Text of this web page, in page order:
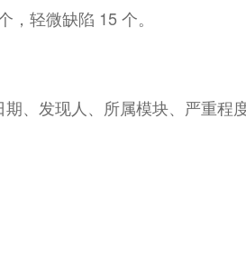
轻微缺陷 15 个。
、发现人、所属模块、严重